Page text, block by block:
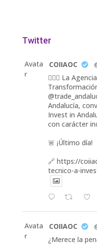
Twitter
Avata
r
COIIAOC
👷🏽‍♀️ La
Andalucía,
Invest in
con carácter
🚨 ¡Último día!
🔗 https://
tecnico-a-
Avata
r
COIIAOC
¿Merece la